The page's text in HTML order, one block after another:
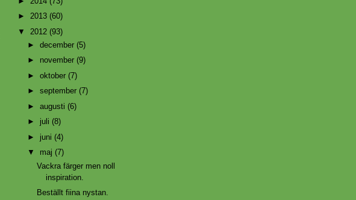
► 2013 (60)
▼ 2012 (93)
► december (5)
► november (9)
► oktober (7)
► september (7)
► augusti (6)
► juli (8)
► juni (4)
▼ maj (7)
Vackra färger men noll
inspiration.
Beställt fiina nystan.